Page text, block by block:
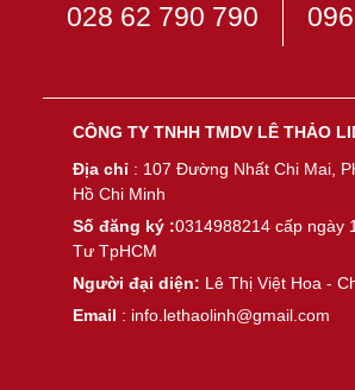
028 62 790 790
CÔNG TY TNHH TMDV LÊ THẢO
Địa chỉ : 107 Đường Nhất Chi Mai,
Hồ Chi Minh
Số đăng ký :0314988214 cấp ngày
Tư TpHCM
Người đại diện: Lê Thị Việt Hoa -
Email : info.lethaolinh@gmail.com